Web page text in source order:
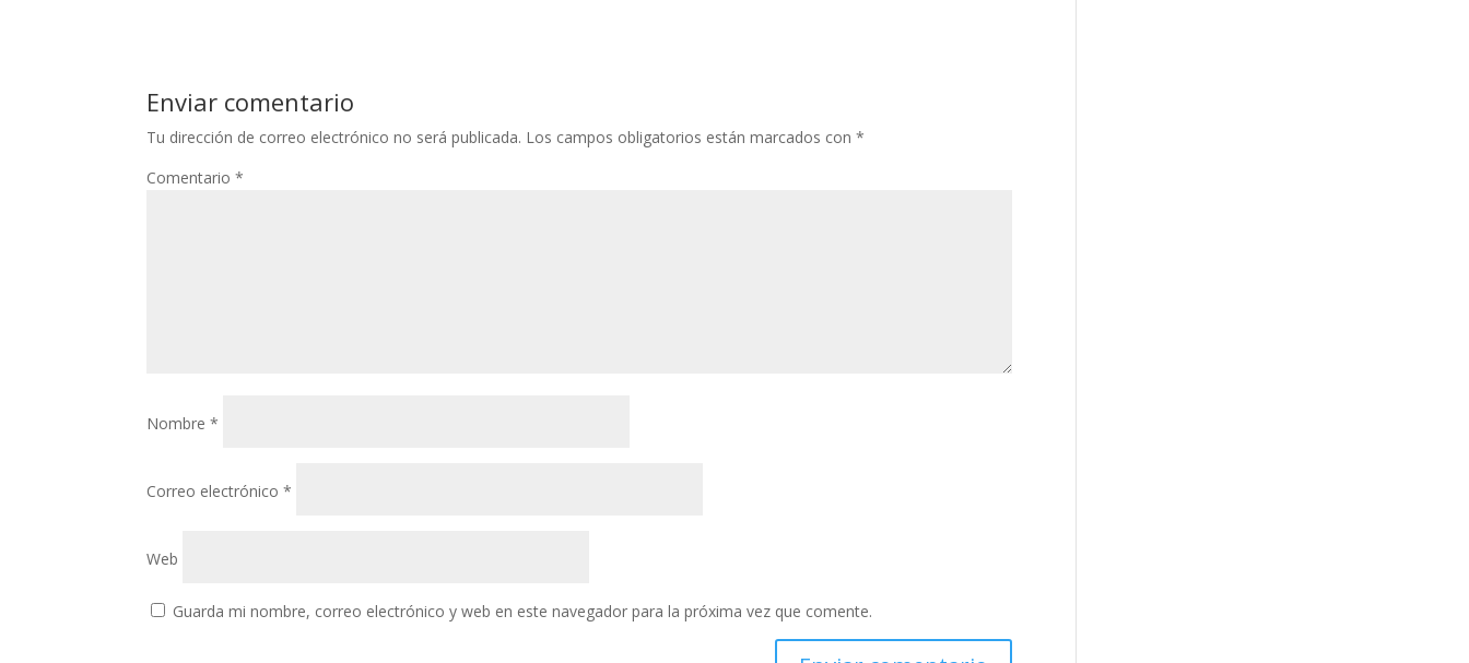
Enviar comentario
Tu dirección de correo electrónico no será publicada. Los campos obligatorios están marcados con*
Comentario*
Nombre*
Correo electrónico*
Web
Guarda mi nombre, correo electrónico y web en este navegador para la próxima vez que comente.